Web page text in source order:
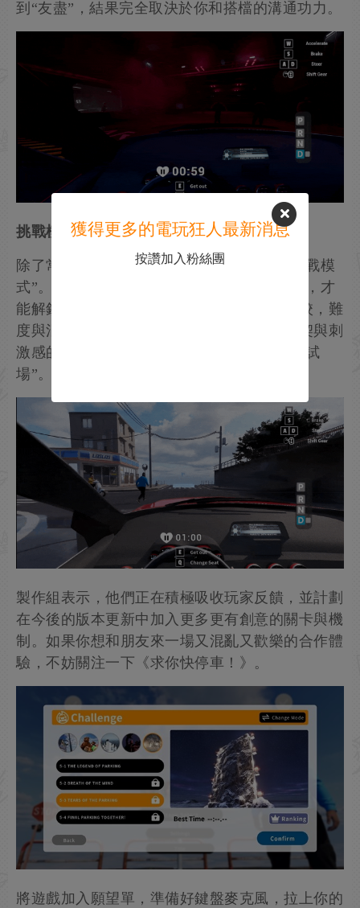
到“友盡”，結果完全取決於你和搭檔的溝通功力。
挑戰模式全面升級，友情存亡一線間
除了常規關卡外，遊戲還設置了高難度的“挑戰模
式”。玩家必須收集散落在地圖上的所有獎牌，才
能解鎖前往終點的道路。該模式經過專門調校，難
度與混亂程度全面升級，專為追求技巧、默契與刺
激感的玩家準備，是名副其實的“友情壓力測試
場”。
製作組表示，他們正在積極吸收玩家反饋，並計劃
在今後的版本更新中加入更多更有創意的關卡與機
制。如果你想和朋友來一場又混亂又歡樂的合作體
驗，不妨關注一下《求你快停車！》。
將遊戲加入願望單，準備好鍵盤麥克風，拉上你的
獲得更多的電玩狂人最新消息
按讚加入粉絲團